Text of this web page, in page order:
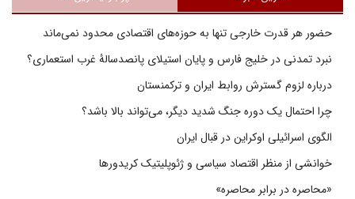
حضور هر قدرت خارجی تنها به حوزه‌های اقتصادی محدود نمی‌ماند
نبرد تمدنی در خلیج فارس و پایان استیلای پانصدسالۀ غرب استعماری؟
درباره لزوم گسترش روابط ایران و ترکمنستان
چرا احتمال یک دوره جنگ شدید دیگر، می‌تواند بالا باشد؟
الگوی اسرائیلی اوکراین در قبال ایران
خوانشی از منظر اقتصاد سیاسی و ژئوپلیتیک کریدورها
«محاصره در برابر محاصره»